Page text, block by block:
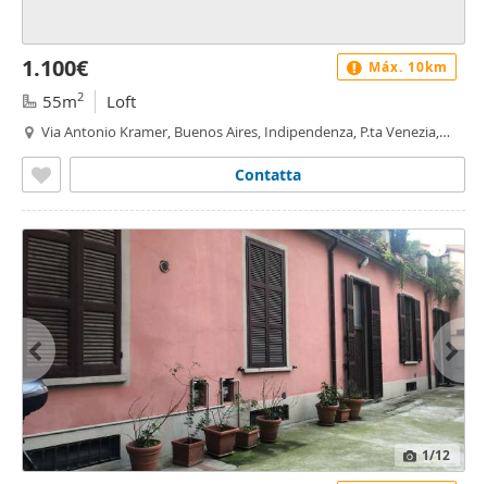
1.100€
55m2 Loft
Via Antonio Kramer, Buenos Aires, Indipendenza, P.ta Venezia,
Contatta
Máx. 10km
1/12